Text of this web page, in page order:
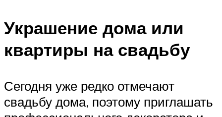
Украшение дома или
квартиры на свадьбу
Сегодня уже редко отмечают
свадьбу дома, поэтому приглашать